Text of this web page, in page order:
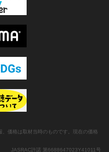
価格は取材当時のものです。現在の価格
JASRAC許諾 第6688647023Y41011号